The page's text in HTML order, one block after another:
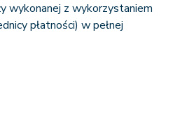
wykonanej z wykorzystaniem
płatności) w pełnej